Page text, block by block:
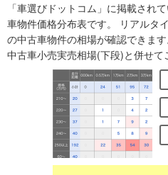
「車選びドットコム」に掲載され
車物件価格分布表です。 リアルタ
の中古車物件の相場が確認できま
中古車小売実売相場(下段)と併せて